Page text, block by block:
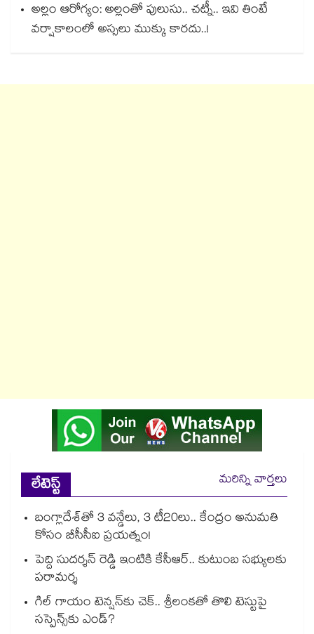
అల్లం ఆరోగ్యం: అల్లంతో పులుసు.. చట్నీ.. ఇవి తింటే
వర్షాకాలంలో అస్సలు ముక్కు కారదు..!
లేటెస్ట్
మరిన్ని వార్తలు
బంగ్లాదేశ్⁬తో 3 వన్డేలు, 3 టీ20లు.. కేంద్రం అనుమతి
కోసం బీసీసీఐ ప్రయత్నం!
పెద్ది సుదర్శన్ రెడ్డి ఇంటికి కేసీఆర్.. కుటుంబ సభ్యులకు
పరామర్శ
గిల్ గాయం టెన్షన్‌కు చెక్.. శ్రీలంకతో తొలి టెస్టుపై
సస్పెన్స్‌కు ఎండ్?